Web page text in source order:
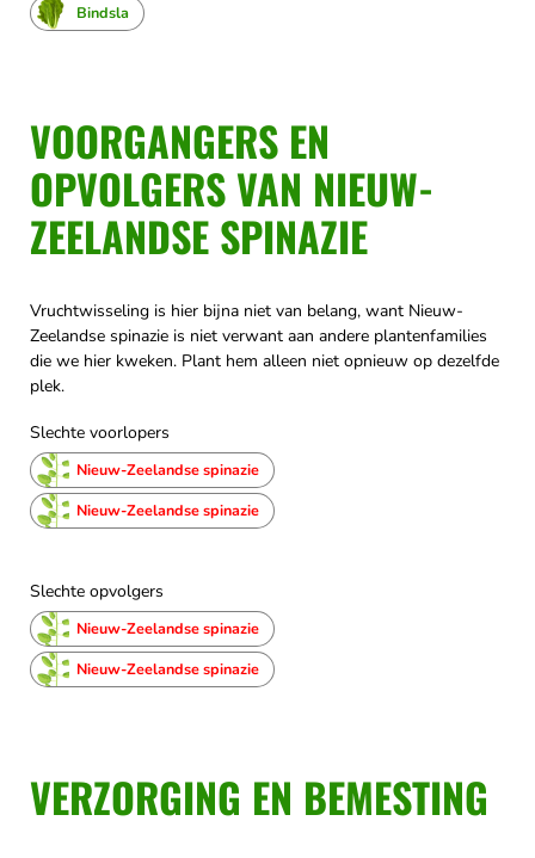
Bindsla
VOORGANGERS EN
OPVOLGERS VAN NIEUW-
ZEELANDSE SPINAZIE
Vruchtwisseling is hier bijna niet van belang, want Nieuw-
Zeelandse spinazie is niet verwant aan andere plantenfamilies
die we hier kweken. Plant hem alleen niet opnieuw op dezelfde
plek.
Slechte voorlopers
Nieuw-Zeelandse spinazie
Nieuw-Zeelandse spinazie
Slechte opvolgers
Nieuw-Zeelandse spinazie
Nieuw-Zeelandse spinazie
VERZORGING EN BEMESTING